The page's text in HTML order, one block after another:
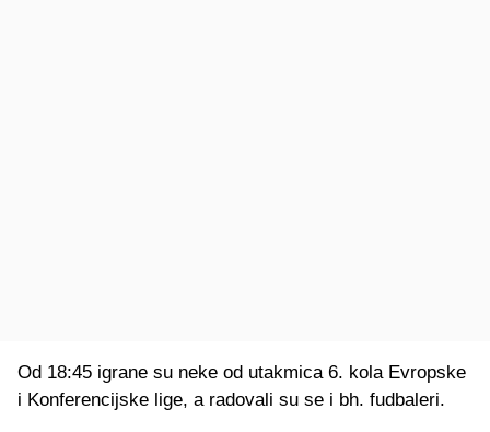
Od 18:45 igrane su neke od utakmica 6. kola Evropske
i Konferencijske lige, a radovali su se i bh. fudbaleri.